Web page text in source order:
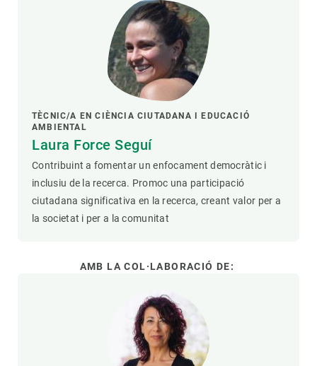
TÈCNIC/A EN CIÈNCIA CIUTADANA I EDUCACIÓ
AMBIENTAL
Laura Force Seguí
Contribuint a fomentar un enfocament democràtic i
inclusiu de la recerca. Promoc una participació
ciutadana significativa en la recerca, creant valor per a
la societat i per a la comunitat
AMB LA COL·LABORACIÓ DE: